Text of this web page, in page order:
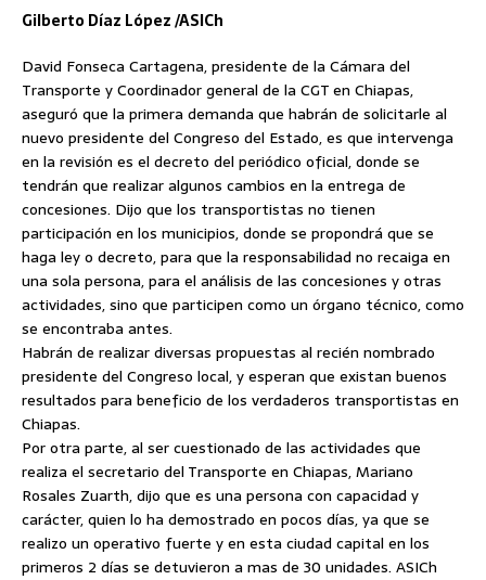
Gilberto Díaz López /ASICh
David Fonseca Cartagena, presidente de la Cámara del
Transporte y Coordinador general de la CGT en Chiapas,
aseguró que la primera demanda que habrán de solicitarle al
nuevo presidente del Congreso del Estado, es que intervenga
en la revisión es el decreto del periódico oficial, donde se
tendrán que realizar algunos cambios en la entrega de
concesiones. Dijo que los transportistas no tienen
participación en los municipios, donde se propondrá que se
haga ley o decreto, para que la responsabilidad no recaiga en
una sola persona, para el análisis de las concesiones y otras
actividades, sino que participen como un órgano técnico, como
se encontraba antes.
Habrán de realizar diversas propuestas al recién nombrado
presidente del Congreso local, y esperan que existan buenos
resultados para beneficio de los verdaderos transportistas en
Chiapas.
Por otra parte, al ser cuestionado de las actividades que
realiza el secretario del Transporte en Chiapas, Mariano
Rosales Zuarth, dijo que es una persona con capacidad y
carácter, quien lo ha demostrado en pocos días, ya que se
realizo un operativo fuerte y en esta ciudad capital en los
primeros 2 días se detuvieron a mas de 30 unidades. ASICh